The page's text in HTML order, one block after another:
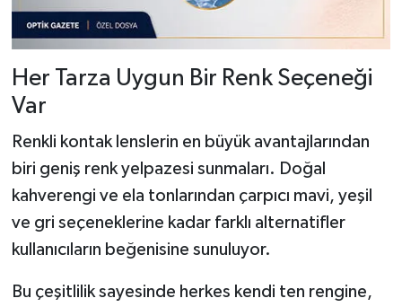
Her Tarza Uygun Bir Renk Seçeneği
Var
Renkli kontak lenslerin en büyük avantajlarından
biri geniş renk yelpazesi sunmaları. Doğal
kahverengi ve ela tonlarından çarpıcı mavi, yeşil
ve gri seçeneklerine kadar farklı alternatifler
kullanıcıların beğenisine sunuluyor.
Bu çeşitlilik sayesinde herkes kendi ten rengine,